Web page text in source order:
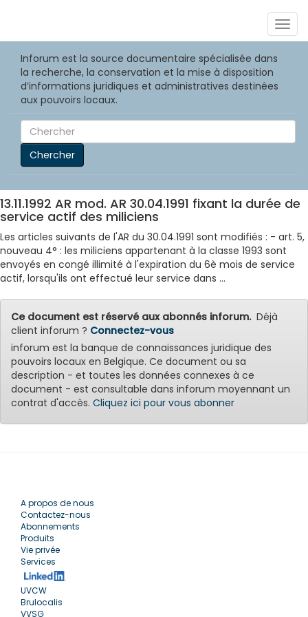
Inforum est la source documentaire spécialisée dans
la recherche, la conservation et la mise à disposition
d’informations juridiques et administratives destinées
aux pouvoirs locaux.
Chercher
13.11.1992 AR mod. AR 30.04.1991 fixant la durée de
service actif des miliciens
Les articles suivants de l'AR du 30.04.1991 sont modifiés : - art. 5,
nouveau 4° : les miliciens appartenant à la classe 1993 sont
envoyés en congé illimité à l'expiration du 6è mois de service
actif, lorsqu'ils ont effectué leur service dans ...
Ce document est réservé aux abonnés inforum.Déjà
client inforum ? Connectez-vous
inforum est la banque de connaissances juridique des
pouvoirs locaux en Belgique. Ce document ou sa
description - et toutes les données connexes à ce
document - est consultable dans inforum moyennant un
contrat d'accès. Cliquez ici pour vous abonner
A propos de nous
Contactez-nous
Abonnements
Produits
Vie privée
Services
UVCW
Brulocalis
VVSG